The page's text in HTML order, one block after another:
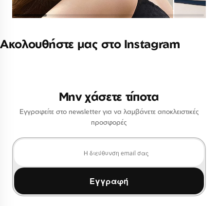
Ακολουθήστε μας στο Instagram
Μην χάσετε τίποτα
Εγγραφείτε στο newsletter για να λαμβάνετε αποκλειστικές
προσφορές
Εγγραφή